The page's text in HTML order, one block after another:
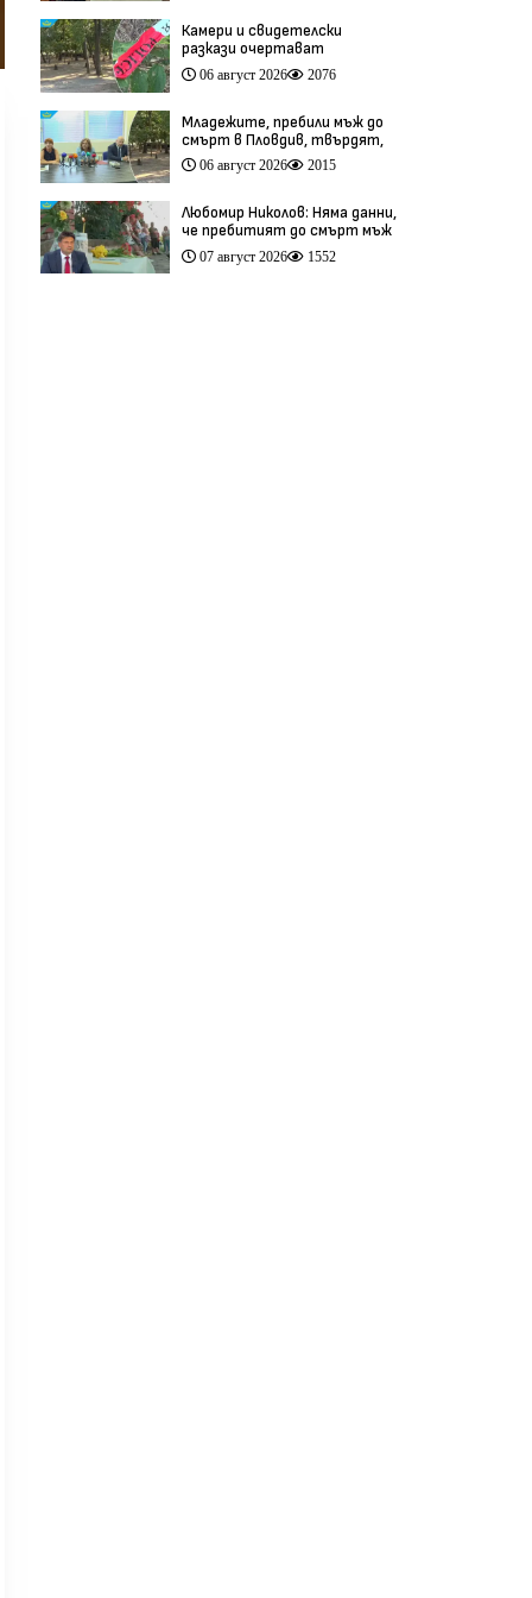
Камери и свидетелски
разкази очертават
хронологията на фаталния
побой край Младежкия хълм
06 август 2026 2076
Младежите, пребили мъж до
смърт в Пловдив, твърдят,
че са „ловци на педофили”
(видео)
06 август 2026 2015
Любомир Николов: Няма данни,
че пребитият до смърт мъж
в Пловдив е бил педофил
(видео)
07 август 2026 1552